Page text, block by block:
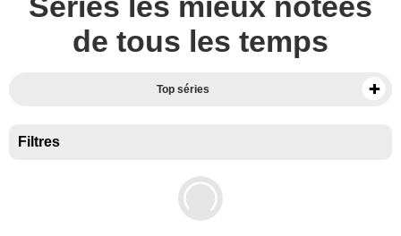
de tous les temps
Top séries
Filtres